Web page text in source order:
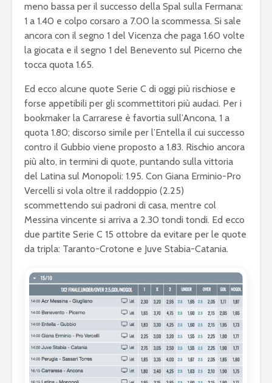
meno bassa per il successo della Spal sulla Fermana:
1 a 1.40 e colpo corsaro a 7.00 la scommessa. Si sale
ancora con il segno 1 del Vicenza che paga 1.60 volte
la giocata e il segno 1 del Benevento sul Picerno che
tocca quota 1.65.
Ed ecco alcune quote Serie C di oggi più rischiose e
forse appetibili per gli scommettitori più audaci. Per i
bookmaker la Carrarese è favortia sull’Ancona, 1 a
quota 1.80; discorso simile per l’Entella il cui successo
contro il Gubbio viene proposto a 1.83. Rischio ancora
più alto, in termini di quote, puntando sulla vittoria
del Latina sul Monopoli: 1.95. Con Giana Erminio-Pro
Vercelli si vola oltre il raddoppio (2.25)
scommettendo sui padroni di casa, mentre col
Messina vincente si arriva a 2.30 tondi tondi. Ed ecco
due partite Serie C 15 ottobre da evitare per le quote
da tripla: Taranto-Crotone e Juve Stabia-Catania.